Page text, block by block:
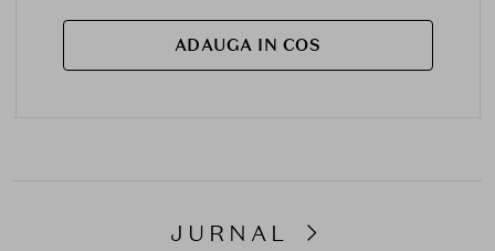
ADAUGA IN COS
JURNAL